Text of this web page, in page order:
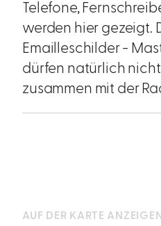
Telefone,
werden hier gezeigt.
Emailleschilder -
dürfen natürlich
zusammen mit der
AUF DER KARTE ANZEIGEN